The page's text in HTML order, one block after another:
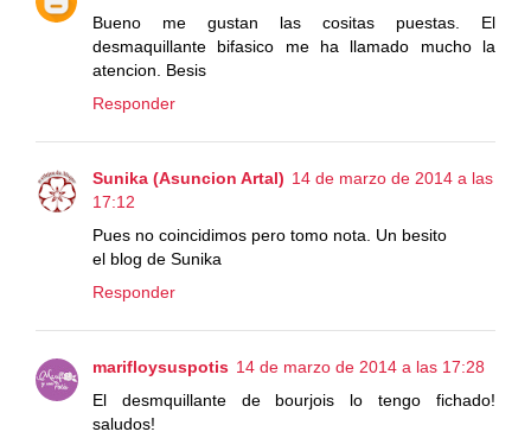
Bueno me gustan las cositas puestas. El
desmaquillante bifasico me ha llamado mucho la
atencion. Besis
Responder
Sunika (Asuncion Artal) 14 de marzo de 2014 a las
17:12
Pues no coincidimos pero tomo nota. Un besito
el blog de Sunika
Responder
marifloysuspotis 14 de marzo de 2014 a las 17:28
El desmquillante de bourjois lo tengo fichado!
saludos!